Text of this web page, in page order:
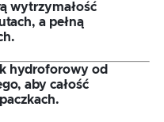
wytrzymałość
a pełną
hydroforowy od
aby całość